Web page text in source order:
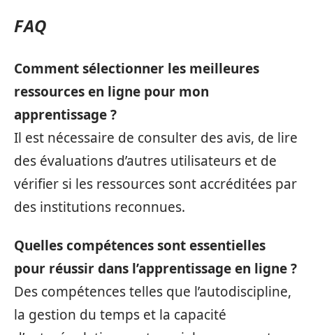
FAQ
Comment sélectionner les meilleures
ressources en ligne pour mon
apprentissage ?
Il est nécessaire de consulter des avis, de lire
des évaluations d’autres utilisateurs et de
vérifier si les ressources sont accréditées par
des institutions reconnues.
Quelles compétences sont essentielles
pour réussir dans l’apprentissage en ligne ?
Des compétences telles que l’autodiscipline,
la gestion du temps et la capacité